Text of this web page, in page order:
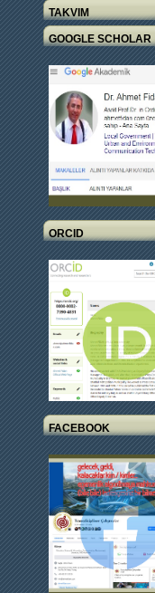
TAKVIM
GOOGLE SCHOLAR
ORCID
FACEBOOK